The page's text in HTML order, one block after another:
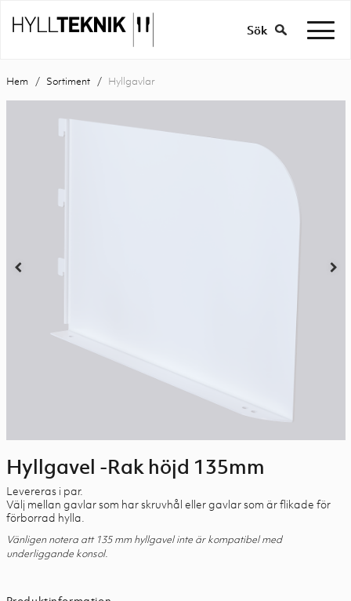
Sök
Hem Sortiment Hyllgavlar
Hyllgavel -Rak höjd 135mm
Levereras i par.
Välj mellan gavlar som har skruvhål eller gavlar som är flikade för
förborrad hylla.
Vänligen notera att 135 mm hyllgavel inte är kompatibel med
underliggande konsol.